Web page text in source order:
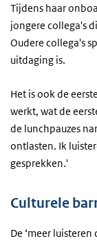
Tijdens haar
jongere collega's
Oudere collega's
uitdaging is.
Het is ook de
werkt, wat de
de lunchpauzes
ontlasten. Ik
gesprekken.'
Culturele
De ‘meer